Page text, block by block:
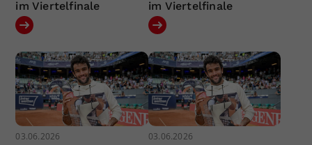
im Viertelfinale
im Viertelfinale
03.06.2026 03.06.2026